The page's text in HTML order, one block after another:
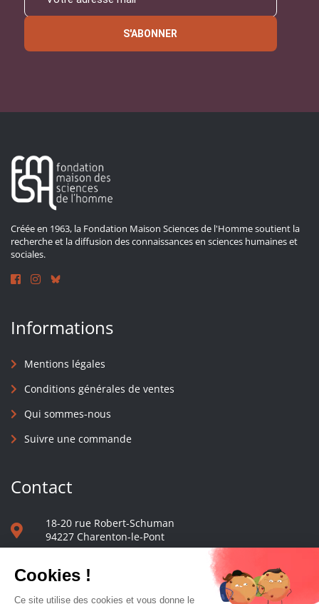
S'ABONNER
Créée en 1963, la Fondation Maison Sciences de l'Homme soutient la
recherche et la diffusion des connaissances en sciences humaines et
sociales.
Informations
Mentions légales
Conditions générales de ventes
Qui sommes-nous
Suivre une commande
Contact
18-20 rue Robert-Schuman
94227 Charenton-le-Pont